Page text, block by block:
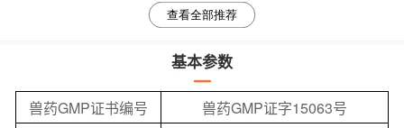
查看全部推荐
基本参数
兽药GMP证书编号
兽药GMP证字15063号